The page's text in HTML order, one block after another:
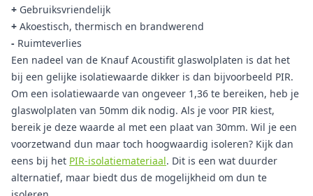
+ Gebruiksvriendelijk
+ Akoestisch, thermisch en brandwerend
- Ruimteverlies
Een nadeel van de Knauf Acoustifit glaswolplaten is dat het
bij een gelijke isolatiewaarde dikker is dan bijvoorbeeld PIR.
Om een isolatiewaarde van ongeveer 1,36 te bereiken, heb je
glaswolplaten van 50mm dik nodig. Als je voor PIR kiest,
bereik je deze waarde al met een plaat van 30mm. Wil je een
voorzetwand dun maar toch hoogwaardig isoleren? Kijk dan
eens bij het PIR-isolatiemateriaal. Dit is een wat duurder
alternatief, maar biedt dus de mogelijkheid om dun te